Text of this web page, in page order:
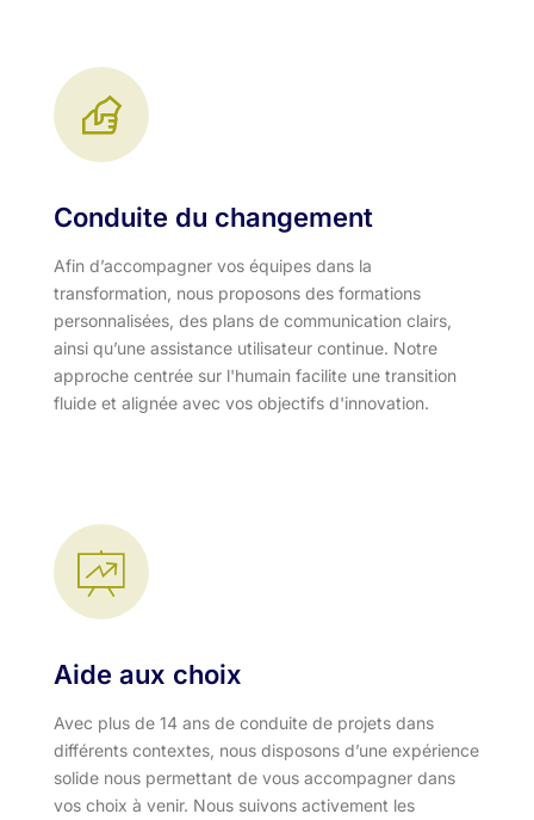
Conduite du changement
Afin d’accompagner vos équipes dans la
transformation, nous proposons des formations
personnalisées, des plans de communication clairs,
ainsi qu’une assistance utilisateur continue. Notre
approche centrée sur l'humain facilite une transition
fluide et alignée avec vos objectifs d'innovation.​
Aide aux choix
Avec plus de 14 ans de conduite de projets dans
différents contextes, nous disposons d’une expérience
solide nous permettant de vous accompagner dans
vos choix à venir. Nous suivons activement les